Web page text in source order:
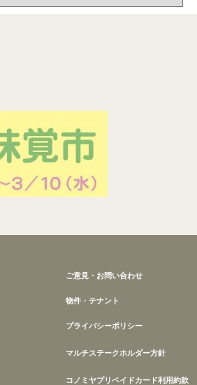
ご意見・お問い合わせ
物件・テナント
プライバシーポリシー
マルチステークホルダー方針
コノミヤプリペイドカード利用約款